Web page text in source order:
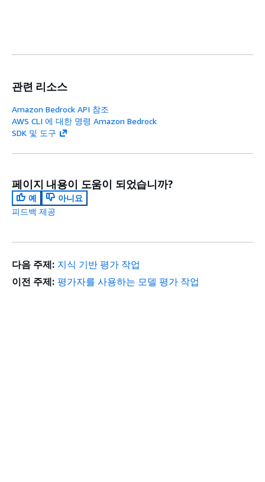
관련 리소스
Amazon Bedrock API 참조
AWS CLI 에 대한 명령 Amazon Bedrock
SDK 및 도구
페이지 내용이 도움이 되었습니까?
예
아니요
피드백 제공
다음 주제: 지식 기반 평가 작업
이전 주제: 평가자를 사용하는 모델 평가 작업